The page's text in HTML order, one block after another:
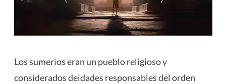
Los sumerios eran un pueblo religioso y
considerados deidades responsables del orden